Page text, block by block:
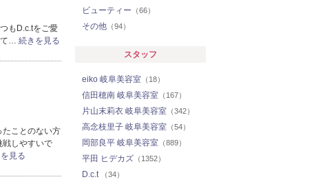
もD.c.tをご愛
… 続きを見る
たことのない方
戦しやすいで
見る
ビューティー （66）
その他 （94）
スタッフ
eiko 岐阜美容室 （18）
信田穂南 岐阜美容室 （167）
片山末莉衣 岐阜美容室 （342）
高念枝里子 岐阜美容室 （54）
岡部良平 岐阜美容室 （889）
平田 ヒデカズ （1352）
D.c.t （34）